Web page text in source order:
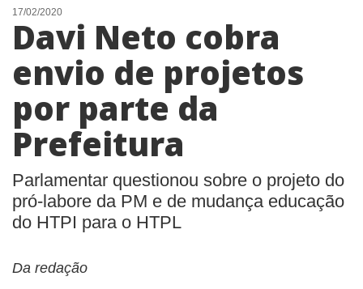
NOTÍCIAS
LISTA DIGITAL
CONTATO
17/02/2020
Davi Neto cobra
envio de projetos
por parte da
Prefeitura
Parlamentar questionou sobre o projeto do
pró-labore da PM e de mudança educação
do HTPI para o HTPL
Da redação